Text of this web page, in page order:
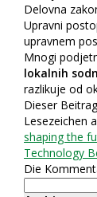
Delovna
Upravni
upravnem
Mnogi
lokalnih
razlikuje od
Dieser
Lesezeichen
shaping the
Technology
Die
Suchen